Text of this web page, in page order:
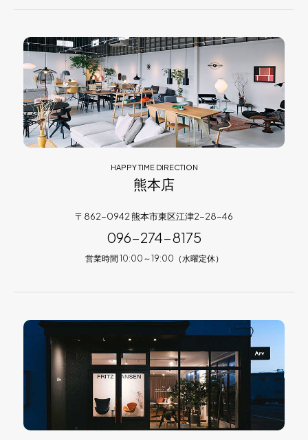
HAPPY TIME DIRECTION
熊本店
〒862-0942 熊本市東区江津2-28-46
096-274-8175
営業時間 10:00～19:00（水曜定休）